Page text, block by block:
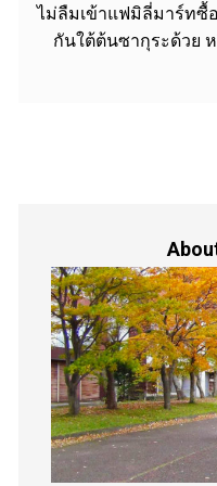
ไม่ลืมเข้าแฟมิลี่มาร์ทซื้
กันใต้ต้นซากุระด้วย